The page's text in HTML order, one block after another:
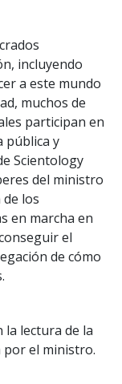
incluyendo
a este mundo
muchos de
participan en
pública y
Scientology
del ministro
los
en marcha en
el
de cómo
la lectura de la
el ministro.